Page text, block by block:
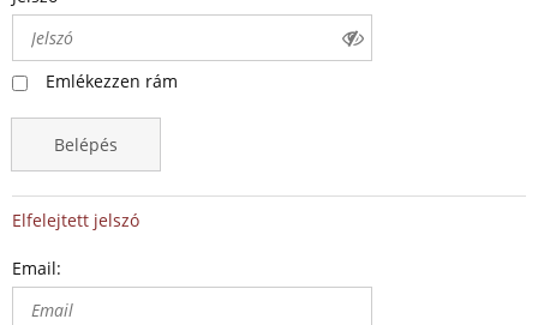
Emlékezzen rám
Belépés
Elfelejtett jelszó
Email: